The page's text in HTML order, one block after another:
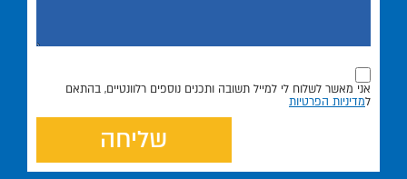
אני מאשר לשלוח לי למייל תשובה ותכנים נוספים רלוונטיים, בהתאם
למדיניות הפרטיות
שליחה